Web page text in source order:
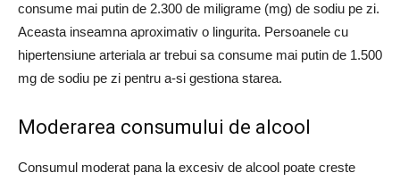
consume mai putin de 2.300 de miligrame (mg) de sodiu pe zi.
Aceasta inseamna aproximativ o lingurita. Persoanele cu
hipertensiune arteriala ar trebui sa consume mai putin de 1.500
mg de sodiu pe zi pentru a-si gestiona starea.
Moderarea consumului de alcool
Consumul moderat pana la excesiv de alcool poate creste